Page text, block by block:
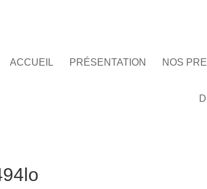
ACCUEIL PRÉSENTATION NOS